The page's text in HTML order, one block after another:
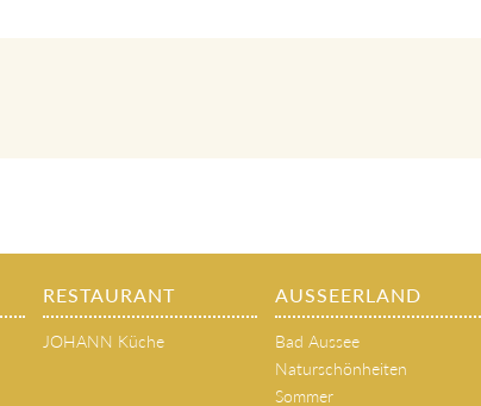
RESTAURANT
JOHANN Küche
AUSSEERLAND
Bad Aussee
Naturschönheiten
Sommer